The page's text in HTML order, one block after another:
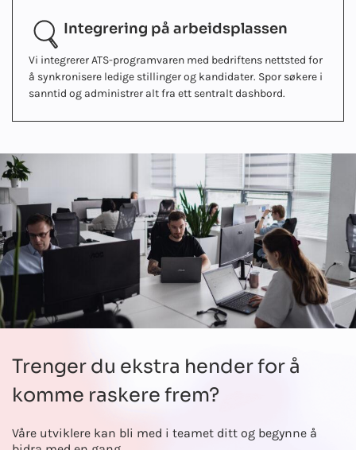
Integrering på arbeidsplassen
Vi integrerer ATS-programvaren med bedriftens nettsted for
å synkronisere ledige stillinger og kandidater. Spor søkere i
sanntid og administrer alt fra ett sentralt dashbord.
Trenger du ekstra hender for å
komme raskere frem?
Våre utviklere kan bli med i teamet ditt og begynne å